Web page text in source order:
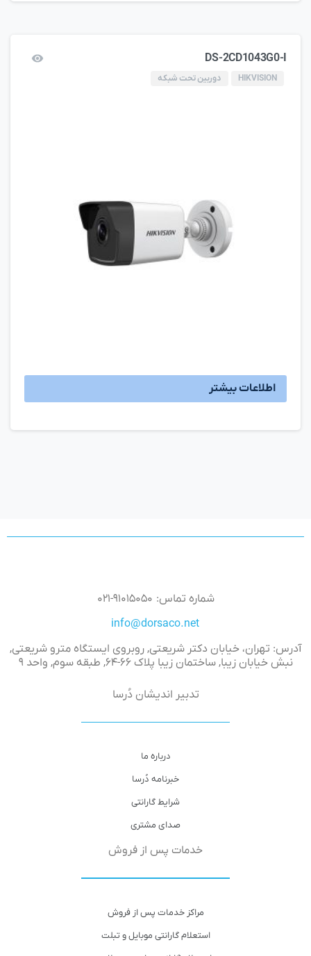
DS-2CD1043G0-I
HIKVISION دوربین تحت شبکه
اطلاعات بیشتر
شماره تماس: ۹۱۰۱۵۰۵۰-۰۲۱
آدرس: تهران، خیابان دکتر شریعتی, روبروی ایستگاه مترو شریعتی,
نبش خیابان زیبا, ساختمان زیبا پلاک ۶۶-۶۴, طبقه سوم, واحد ۹
تدبیر اندیشان دُرسا
درباره ما
خبرنامه دُرسا
شرایط گارانتی
صدای مشتری
خدمات پس از فروش
مراکز خدمات پس از فروش
استعلام گارانتی موبایل و تبلت